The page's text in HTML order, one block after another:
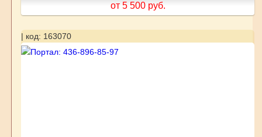
от 5 500 руб.
| код: 163070